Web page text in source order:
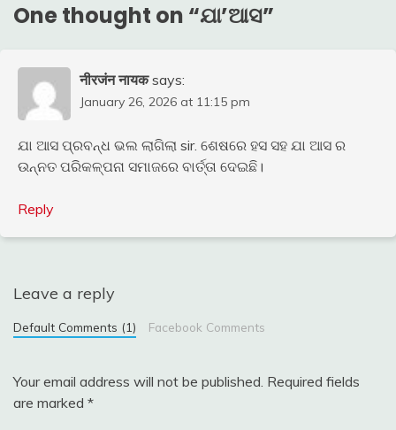
One thought on “ଯା’ଆସ”
नीरजंन नायक says:
January 26, 2026 at 11:15 pm
ଯା ଆସ ପ୍ରବନ୍ଧ ଭଲ ଲାଗିଲା sir. ଶେଷରେ‌ ହସ ସହ ଯା ଆସ ର
ଉନ୍ନତ ପରିକଳ୍ପନା ସମାଜରେ ବାର୍ତ୍ତା ଦେଇଛି।
Reply
Leave a reply
Default Comments (1) Facebook Comments
Your email address will not be published. Required fields
are marked *